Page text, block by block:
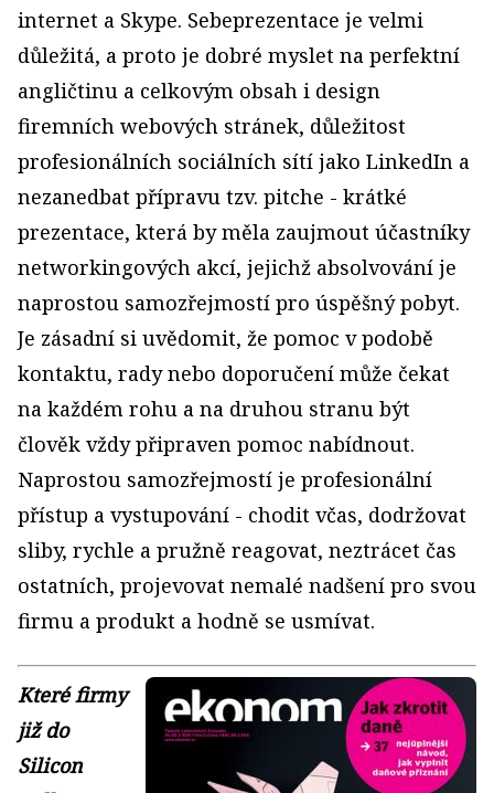
internet a Skype. Sebeprezentace je velmi
důležitá, a proto je dobré myslet na perfektní
angličtinu a celkovým obsah i design
firemních webových stránek, důležitost
profesionálních sociálních sítí jako LinkedIn a
nezanedbat přípravu tzv. pitche - krátké
prezentace, která by měla zaujmout účastníky
networkingových akcí, jejichž absolvování je
naprostou samozřejmostí pro úspěšný pobyt.
Je zásadní si uvědomit, že pomoc v podobě
kontaktu, rady nebo doporučení může čekat
na každém rohu a na druhou stranu být
člověk vždy připraven pomoc nabídnout.
Naprostou samozřejmostí je profesionální
přístup a vystupování - chodit včas, dodržovat
sliby, rychle a pružně reagovat, neztrácet čas
ostatních, projevovat nemalé nadšení pro svou
firmu a produkt a hodně se usmívat.
Které firmy
již do
Silicon